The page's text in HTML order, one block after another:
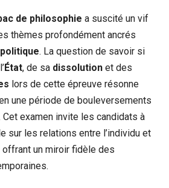
de philosophie a suscité un vif
thèmes profondément ancrés
. La question de savoir si
État, de sa dissolution et des
lors de cette épreuve résonne
une période de bouleversements
examen invite les candidats à
sur les relations entre l’individu et
un miroir fidèle des